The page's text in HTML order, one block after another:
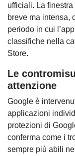
ufficiali. La
breve ma intensa,
periodo in cui
classifiche nella
Store.
Le
attenzione
Google è
applicazioni
protezioni di
conferma come i
sempre più abili